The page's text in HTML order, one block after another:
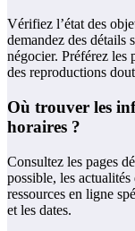
Vérifiez l’état des
demandez des détails
négocier. Préférez les
des reproductions
Où trouver les
horaires ?
Consultez les pages
possible, les
ressources en ligne
et les dates.